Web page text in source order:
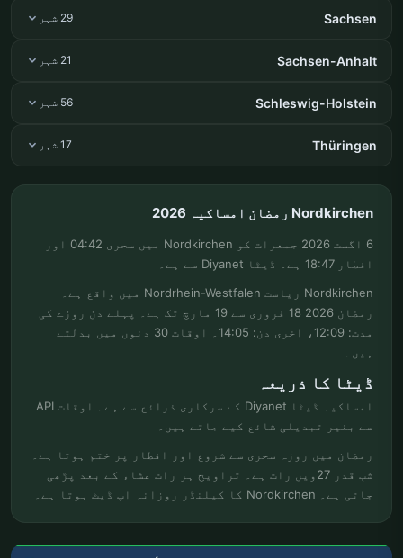
Sachsen 29 شہر
Sachsen-Anhalt 21 شہر
Schleswig-Holstein 56 شہر
Thüringen 17 شہر
Nordkirchen رمضان امساکیہ 2026
6 اگست 2026 جمعرات کو Nordkirchen میں سحری 04:42 اور
افطار 18:47 ہے۔ ڈیٹا Diyanet سے ہے۔
Nordkirchen ریاست Nordrhein-Westfalen میں واقع ہے۔
رمضان 2026 18 فروری سے 19 مارچ تک ہے۔ پہلے دن روزے کی
مدت: 12:09، آخری دن: 14:05۔ اوقات 30 دنوں میں بدلتے
ہیں۔
ڈیٹا کا ذریعہ
امساکیہ ڈیٹا Diyanet کے سرکاری ذرائع سے ہے۔ اوقات API
سے بغیر تبدیلی شائع کیے جاتے ہیں۔
رمضان میں روزہ سحری سے شروع اور افطار پر ختم ہوتا ہے۔
شبِ قدر 27ویں رات ہے۔ تراویح ہر رات عشاء کے بعد پڑھی
جاتی ہے۔ Nordkirchen کا کیلنڈر روزانہ اپ ڈیٹ ہوتا ہے۔